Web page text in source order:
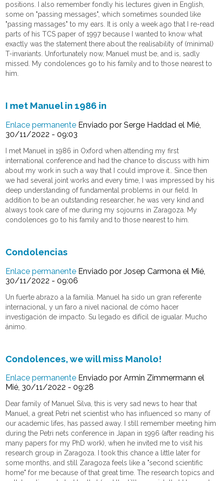
positions. I also remember fondly his lectures given in English,
some on "passing messages", which sometimes sounded like
"passing massages" to my ears. It is only a week ago that I re-read
parts of his TCS paper of 1997 because I wanted to know what
exactly was the statement there about the realisability of (minimal)
T-invariants. Unfortunately now, Manuel must be, and is, sadly
missed. My condolences go to his family and to those nearest to
him.
I met Manuel in 1986 in
Enlace permanente Enviado porSerge Haddad el Mié,
30/11/2022 - 09:03
I met Manuel in 1986 in Oxford when attending my first
international conference and had the chance to discuss with him
about my work in such a way that I could improve it.. Since then
we had several joint works and every time, I was impressed by his
deep understanding of fundamental problems in our field. In
addition to be an outstanding researcher, he was very kind and
always took care of me during my sojourns in Zaragoza. My
condolences go to his family and to those nearest to him.
Condolencias
Enlace permanente Enviado porJosep Carmona el Mié,
30/11/2022 - 09:06
Un fuerte abrazo a la familia. Manuel ha sido un gran referente
internacional, y un faro a nivel nacional de cómo hacer
investigación de impacto. Su legado es difícil de igualar. Mucho
ánimo.
Condolences, we will miss Manolo!
Enlace permanente Enviado porArmin Zimmermann el
Mié, 30/11/2022 - 09:28
Dear family of Manuel Silva, this is very sad news to hear that
Manuel, a great Petri net scientist who has influenced so many of
our academic lifes, has passed away. I still remember meeting him
during the Petri nets conference in Japan in 1996 (after reading his
many papers for my PhD work), when he invited me to visit his
research group in Zaragoza. I took this chance a little later for
some months, and still Zaragoza feels like a "second scientific
home" for me because of that great time. The research topics and